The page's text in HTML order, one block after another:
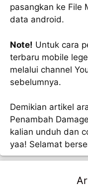
pasangkan ke File
data android.
Note! Untuk cara
terbaru mobile
melalui channel
sebelumnya.
Demikian artikel
Penambah
kalian unduh dan
yaa! Selamat